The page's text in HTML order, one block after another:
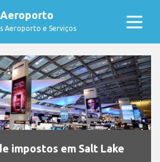
Aeroporto e Serviços
impostos em Salt Lake